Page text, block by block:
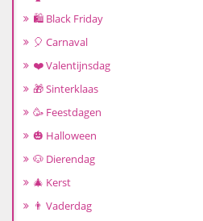
🛍️ Black Friday
🎈 Carnaval
❤️ Valentijnsdag
🎁 Sinterklaas
🥳 Feestdagen
🎃 Halloween
🐶 Dierendag
🎄 Kerst
👨 Vaderdag